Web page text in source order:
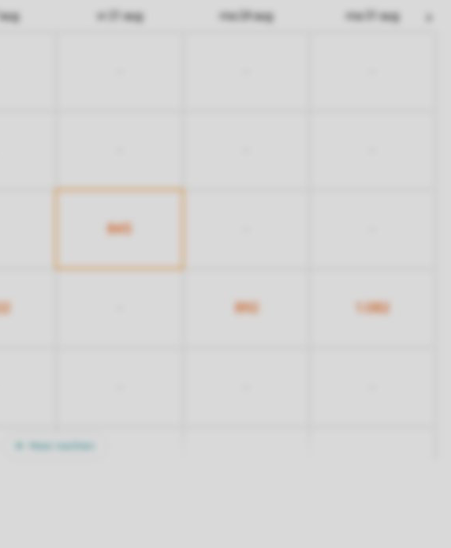
vr 21 aug ma 24 aug ma 31 aug
845
892 1.082